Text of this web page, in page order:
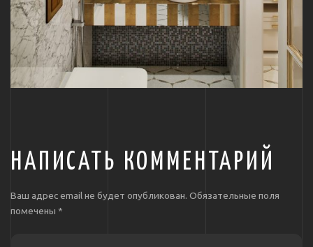
НАПИСАТЬ КОММЕНТАРИЙ
Ваш адрес email не будет опубликован. Обязательные поля
помечены *